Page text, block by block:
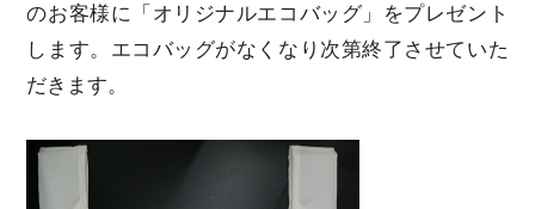
のお客様に「オリジナルエコバッグ」をプレゼント
します。エコバッグがなくなり次第終了させていた
だきます。